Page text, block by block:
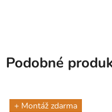
Podobné
+ Montáž zdarma